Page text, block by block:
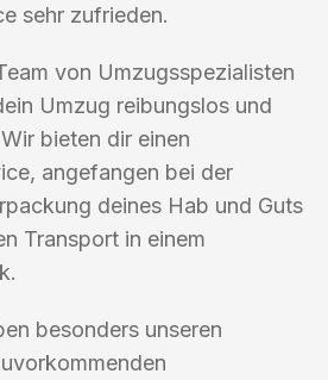
sehr zufrieden.
von Umzugsspezialisten
Umzug reibungslos und
bieten dir einen
angefangen bei der
deines Hab und Guts
Transport in einem
besonders unseren